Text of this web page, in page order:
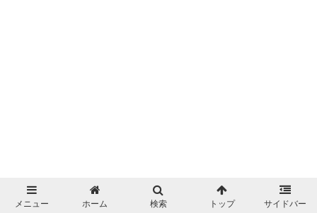
メニュー ホーム 検索 トップ サイドバー